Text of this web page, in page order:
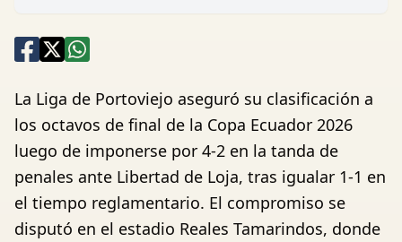
La Liga de Portoviejo aseguró su clasificación a
los octavos de final de la Copa Ecuador 2026
luego de imponerse por 4-2 en la tanda de
penales ante Libertad de Loja, tras igualar 1-1 en
el tiempo reglamentario. El compromiso se
disputó en el estadio Reales Tamarindos, donde